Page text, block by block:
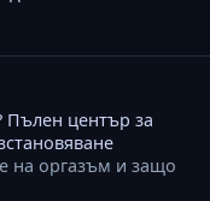
Пълен център за
на оргазъм и защо